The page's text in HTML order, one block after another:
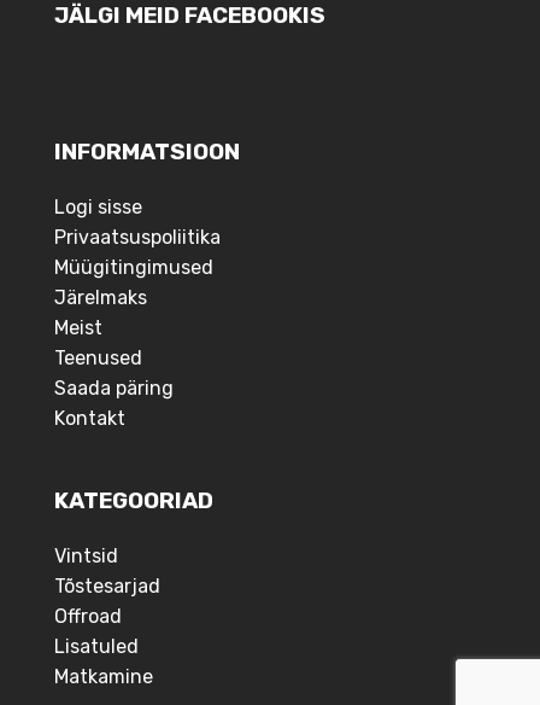
JÄLGI MEID FACEBOOKIS
INFORMATSIOON
Logi sisse
Privaatsuspoliitika
Müügitingimused
Järelmaks
Meist
Teenused
Saada päring
Kontakt
KATEGOORIAD
Vintsid
Tõstesarjad
Offroad
Lisatuled
Matkamine